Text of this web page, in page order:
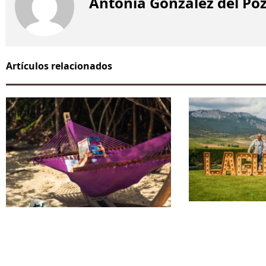
Artículos relacionados